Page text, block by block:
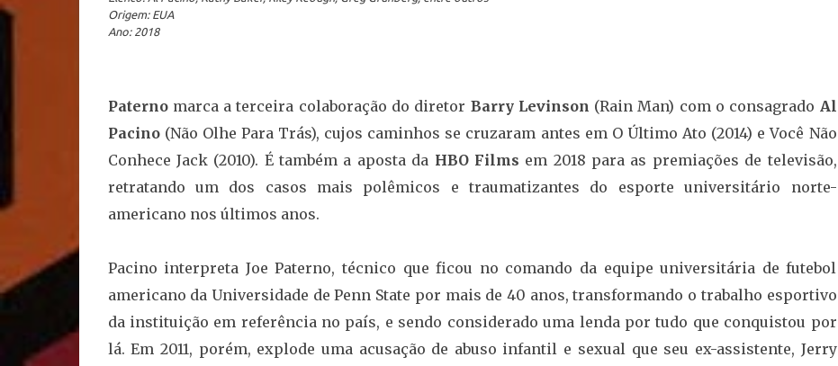
Origem: EUA
Ano: 2018
Paternomarca a terceira colaboração do diretor Barry Levinson (Rain Man) com o consagrado Al
Pacino(Não Olhe Para Trás), cujos caminhos se cruzaram antes em O Último Ato (2014) e Você Não
Conhece Jack (2010). É também a aposta da HBO Films em 2018 para as premiações de televisão,
retratando um dos casos mais polêmicos e traumatizantes do esporte universitário norte-
americano nos últimos anos.
Pacino interpreta Joe Paterno, técnico que ficou no comando da equipe universitária de futebol
americano da Universidade de Penn State por mais de 40 anos, transformando o trabalho esportivo
da instituição em referência no país, e sendo considerado uma lenda por tudo que conquistou por
lá. Em 2011, porém, explode uma acusação de abuso infantil e sexual que seu ex-assistente, Jerry